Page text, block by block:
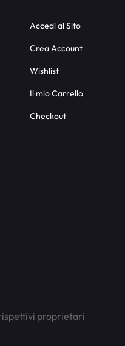
Accedi al Sito
Crea Account
Wishlist
Il mio Carrello
Checkout
proprietari